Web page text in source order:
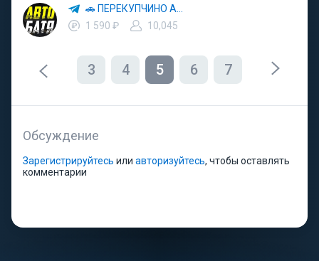
1 590 ₽
10,045
3 4 5 6 7
Обсуждение
Зарегистрируйтесь или авторизуйтесь, чтобы оставлять
комментарии